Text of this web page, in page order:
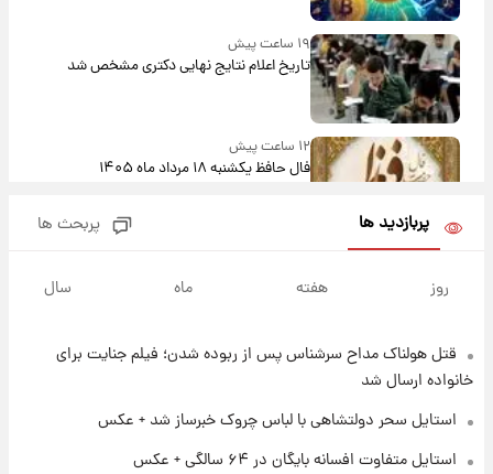
۱۹ ساعت پیش
تاریخ اعلام نتایج نهایی دکتری مشخص شد
۱۲ ساعت پیش
فال حافظ یکشنبه ۱۸ مرداد ماه ۱۴۰۵
۱۴ ساعت پیش
۲۱ ساعت پیش
پربازدید ها پربحث ها
روز هفته ماه سال
قتل هولناک مداح سرشناس پس از ربوده شدن؛ فیلم جنایت برای
خانواده ارسال شد
استایل سحر دولتشاهی با لباس چروک خبرساز شد + عکس
استایل متفاوت افسانه بایگان در ۶۴ سالگی + عکس